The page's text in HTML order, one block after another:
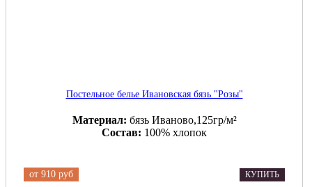
Постельное белье Ивановская бязь "Розы"
Материал: бязь Иваново,125гр/м²
Состав: 100% хлопок
от 910 руб КУПИТЬ